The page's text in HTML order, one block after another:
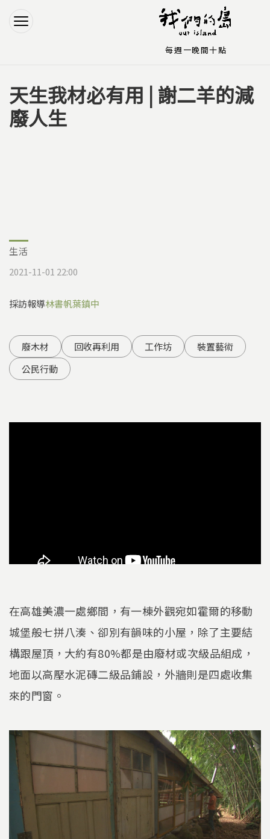
Jump to Navigation
Jump to Main content
您在這裡
天生我材必有用 | 謝二羊的減
廢人生
生活
2021-11-01 22:00
採訪報導林書帆葉鎮中
廢木材 回收再利用 工作坊
裝置藝術
公民行動
在高雄美濃一處鄉間，有一棟外觀宛如霍爾的移動
城堡般七拼八湊、卻別有韻味的小屋，除了主要結
構跟屋頂，大約有80%都是由廢材或次級品組成，
地面以高壓水泥磚二級品鋪設，外牆則是四處收集
來的門窗。
每週一晚間十點